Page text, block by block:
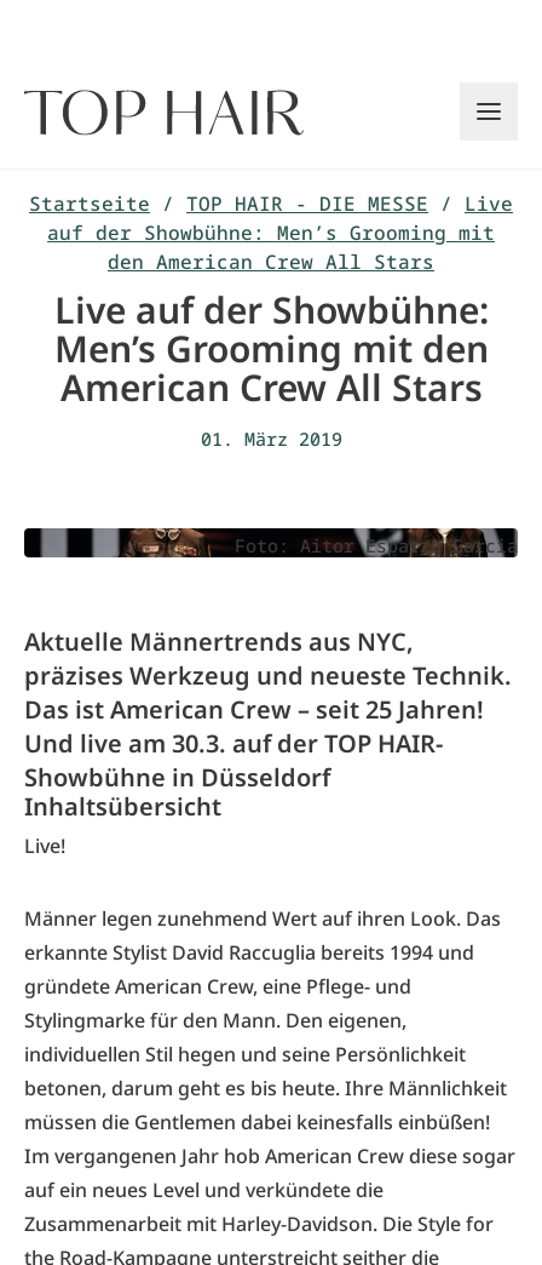
Startseite / TOP HAIR - DIE MESSE / Live
auf der Showbühne: Men’s Grooming mit
den American Crew All Stars
Live auf der Showbühne:
Men’s Grooming mit den
American Crew All Stars
01. März 2019
Foto: Aitor Esparza Garcia
Aktuelle Männertrends aus NYC,
präzises Werkzeug und neueste Technik.
Das ist American Crew – seit 25 Jahren!
Und live am 30.3. auf der TOP HAIR-
Showbühne in Düsseldorf
Inhaltsübersicht
Live!
Männer legen zunehmend Wert auf ihren Look. Das
erkannte Stylist David Raccuglia bereits 1994 und
gründeteAmerican Crew, eine Pflege- und
Stylingmarke für den Mann. Den eigenen,
individuellen Stil hegen und seine Persönlichkeit
betonen, darum geht es bis heute. Ihre Männlichkeit
müssen die Gentlemen dabei keinesfalls einbüßen!
Im vergangenen Jahr hob American Crew diese sogar
auf ein neues Level und verkündete die
Zusammenarbeit mit Harley-Davidson. Die Style for
the Road-Kampagne unterstreicht seither die